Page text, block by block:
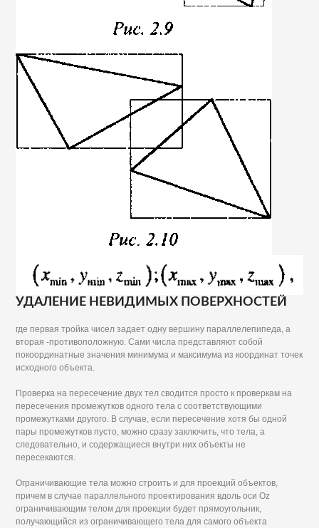
УДАЛЕНИЕ НЕВИДИМЫХ ПОВЕРХНОСТЕЙ
где первая тройка чисел задает одну вершину параллелепипеда, а
вторая -противоположную. Сами числа представляют собой
покоординатные значения минимума и максимума из координат точек
исходного объекта.
Проверка на пересечение двух тел сводится просто к проверкам на
пересечения промежутков одного тела с соответствующими
промежутками другого. В случае, если пересечение хотя бы одной
пары промежутков пусто, можно сразу заключить, что тела, а
следовательно, и содержащиеся внутри них объекты не
пересекаются.
Ограничивающие тела можно строить и для проекций объектов,
причем в случае параллельного проектирования вдоль оси Oz
ограничивающим телом для проекции будет прямоугольник,
получающийся из ограничивающего тела для самого объекта